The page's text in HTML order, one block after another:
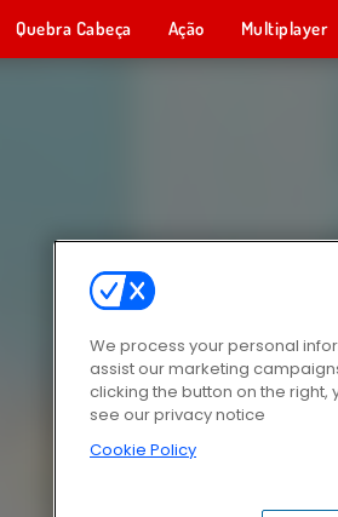
Quebra Cabeça Ação Multiplayer
We process your personal
assist our marketing
clicking the button on the right,
see our privacy notice
Cookie Policy